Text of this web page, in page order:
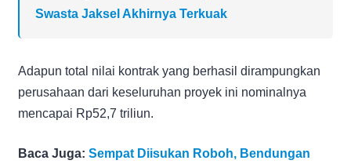
Swasta Jaksel Akhirnya Terkuak
Adapun total nilai kontrak yang berhasil dirampungkan
perusahaan dari keseluruhan proyek ini nominalnya
mencapai Rp52,7 triliun.
Baca Juga: Sempat Diisukan Roboh, Bendungan